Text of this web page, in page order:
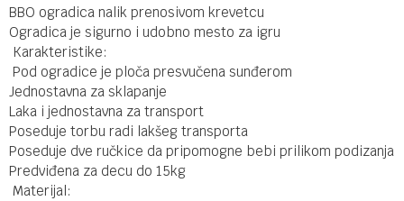
BBO ogradica nalik prenosivom krevetcu
Ogradica je sigurno i udobno mesto za igru
Karakteristike:
Pod ogradice je ploča presvučena sunđerom
Jednostavna za sklapanje
Laka i jednostavna za transport
Poseduje torbu radi lakšeg transporta
Poseduje dve ručkice da pripomogne bebi prilikom podizanja
Predviđena za decu do 15kg
Materijal: